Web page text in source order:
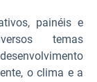
painéis e
temas
o clima e a